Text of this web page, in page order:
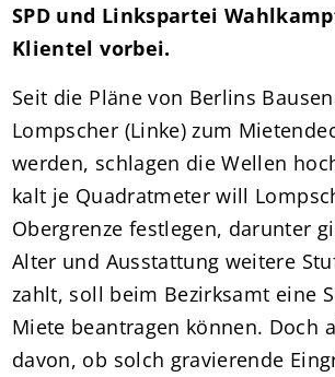
SPD und Linkspartei
Klientel vorbei.
Seit die Pläne von Berlins
Lompscher (Linke) zum
werden, schlagen die Wellen
kalt je Quadratmeter will
Obergrenze festlegen, darunter
Alter und Ausstattung weitere
zahlt, soll beim Bezirksamt eine
Miete beantragen können. Doch
davon, ob solch gravierende